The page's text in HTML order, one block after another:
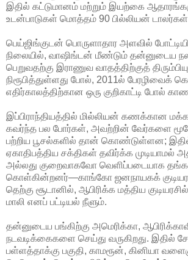
இதில் கட்டுமானம் மற்றும் இயற்கை
உடன்பாடுகள் மொத்தம் 90 பில்லியன்
பெய்ஜிங்குடன் பொருளாதார அளவில்
நிலையில், வாஷிங்டன் மீண்டும் தன்னுடைய
பெறுவதற்கு இராணுவ வாதத்திற்குத்
நிரூபித்துள்ளது போல், 2011ல் பேரழிவைக்
எதிர்காலத்திற்கான ஒரு குறிகாட்டி போல்
இப்பிராந்தியத்தில் மில்லியன் கணக்கான
கவர்ந்த பல போர்கள், அவற்றின் வேர்களை
பற்றிய பூசல்களில் தான் கொண்டுள்ளன;
ஏகாதிபத்திய சக்திகள் தவிர்க்க முடியாமல்
அல்லது குறைவாகவோ வெளிப்படையாக
கொள்கின்றனர்—காங்கோ ஜனநாயகக்
தெற்கு சூடானில், ஆபிரிக்க மத்திய
மாலி எனப் பட்டியல் நீளும்.
தன்னுடைய பங்கிற்கு அமெரிக்கா,
நடவடிக்கைகளை செய்து வருகிறது. இதில்
பள்ளத்தாக்கு பகுதி, காமரூன், கினியா